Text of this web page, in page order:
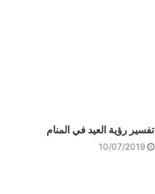
تفسير رؤية العيد في المنام
10/07/2019